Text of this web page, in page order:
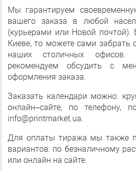
Мы гарантируем
вашего заказа в любой
(курьерами или Новой почтой).
Киеве, то можете сами забрать
наших столичных офисов.
рекомендуем обсудить с
оформления заказа.
Заказать календари можно:
онлайн–сайте, по телефону,
info@printmarket.ua.
Для оплаты тиража мы также
вариантов: по безналичному
или онлайн на сайте.